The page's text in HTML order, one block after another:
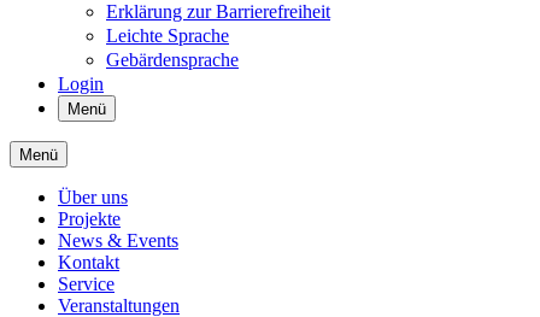
Erklärung zur Barrierefreiheit
Leichte Sprache
Gebärdensprache
Login
Menü
Menü
Über uns
Projekte
News & Events
Kontakt
Service
Veranstaltungen